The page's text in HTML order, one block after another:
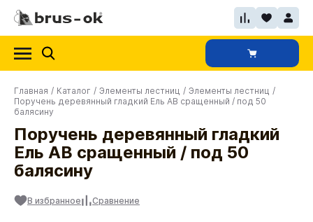
Главная / Каталог / Элементы лестниц / Элементы лестниц /
Поручень деревянный гладкий Ель АВ сращенный / под 50
балясину
Поручень деревянный гладкий
Ель АВ сращенный / под 50
балясину
В избранное Сравнение